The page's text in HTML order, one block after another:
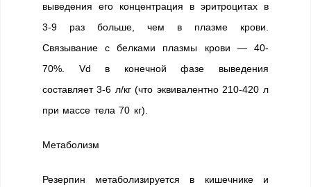
выведения его концентрация в эритроцитах в
3-9 раз больше, чем в плазме крови.
Связывание с белками плазмы крови — 40-
70%. Vd в конечной фазе выведения
составляет 3-6 л/кг (что эквивалентно 210-420 л
при массе тела 70 кг).
Метаболизм
Резерпин метаболизируется в кишечнике и